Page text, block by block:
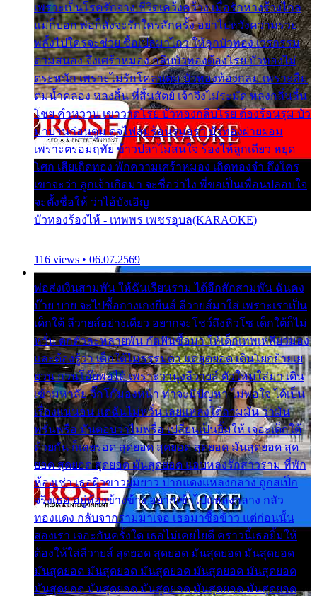
เพราะเป็นโรครักจาง ชีวิตเคว้งคว้าง เมื่อรักห่างร้างไกล
แม่ก็บอก พ่อก็สั่งจะรักใครสักครั้ง อย่าไปหวังความรวย
พลั้งไปใครจะช่วย ซื้อเปลมาไกว ให้ลูกบัวทอง เวรกรรม
ตามสนอง จึงเศร้าหมอง กลีบบัวทองต้องโรย บัวทองไม่
ตระหนัก เพราะไม่รักโคลนตม บัวทองท้องกลม เพราะลืม
ตมน้ำคลอง หลงลิ้น ที่สิ้นสัตย์ เจ้าจึงไม่ระมัด หลงกลิ่นลิ้น
โชย คำหวาน เขาวาดโรย บัวทองกลีบโรย ต้องร้อนรุม บัว
มาบานก่อนตูม ดุจไฟสุมร้อนรุมอุรา บัวทองผ่ายผอม
เพราะตรอมฤทัย ข้าวปลาไม่สนใจ ร้องไห้ลูกเดียว หยุด
โศก เสียเถิดทอง พักความเศร้าหมอง เถิดทองจ๋า ถึงใคร
เขาจะว่า ลูกเจ้าเกิดมา จะชื่อว่าไง พี่ขอเป็นเพื่อนปลอบใจ
จะตั้งชื่อให้ ว่าไอ้บังเอิญ
บัวทองร้องไห้ - เทพพร เพชรอุบล(KARAOKE)
116 views • 06.07.2569
พ่อส่งเงินสามพัน ให้ฉันเรียนราม ได้อีกสักสามพัน ฉันคง
บ๊าย บาย จะไปซื้อกางเกงยีนส์ ลีวายส์มาใส่ เพราะเราเป็น
เด็กใต้ ลีวายส์อย่างเดียว อยากจะโชว์ถึงหิวโซ เด็กใต้ก็ไม่
หวั่น ตกตัวละหลายพัน กัดฟันซื้อมา ให้เด็กเทพเหลียวมอง
และต้องรู้ว่า เด็กใต้ไม่ธรรมดา แต่สุดยอด เดินโยกย้ายเย
ยวน กวนโอ๊ยพอได้ เพราะว่านุ่งลีวายส์ ตัวใหม่ใส่มา เดิน
เข้ามหาลัย จิ๊กโก๊มองหน้า ท่าจะมีปัญหา ไม่พอใจ ได้เป็น
เรื่องแน่นอน แต่ฉันไม่หวั่น เลยแหลงใต้ถามมัน ว่ามัน
พรั่นพรือ มันตอบว่าไม่พรื่อ เปลี่ยนเป็นยิ้มให้ เจอะเด็กใต้
ด้วยกัน ก็เลยรอด สุดยอด สุดยอด สุดยอด มันสุดยอด สุด
ยอด สุดยอด สุดยอด มันสุดยอด แอบหลงรักสาวราม ที่พัก
ห้องเช่า เธอผิวขาวผมยาว ปากแดงแหลงกลาง ถูกสเป็ก
จริงเธอ อยู่ห้องข้างข้าง อยากเข้าไปแหลงกลาง กลัว
ทองแดง กลับจากรามมาเจอ เธอมาซื้อข้าว แต่ก่อนนั้น
สองเรา เจอะกันครั้งใด เธอไม่เคยไยดี คราวนี้เธอยิ้มให้
ต้องให้ใส่ลีวายส์ สุดยอด สุดยอด มันสุดยอด มันสุดยอด
มันสุดยอด มันสุดยอด มันสุดยอด มันสุดยอด มันสุดยอด
มันสุดยอด มันสุดยอด มันสุดยอด มันสุดยอด มันสุดยอด